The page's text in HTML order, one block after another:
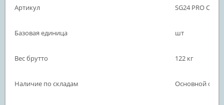
Артикул SG24 PRO CFG
Базовая единица шт
Вес брутто 122 кг
Наличие по складам Основной